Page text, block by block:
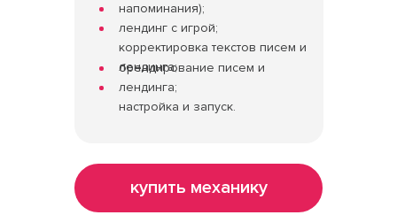
купить механику
напоминания);
лендинг с игрой;
корректировка текстов писем и
лендинга;
брендирование писем и
лендинга;
настройка и запуск.